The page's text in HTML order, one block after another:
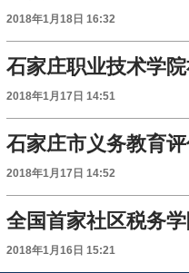
2018年1月18日 16:32
石家庄职业技术学
2018年1月17日 14:51
石家庄市义务教育
2018年1月17日 14:52
全国首家社区税务
2018年1月16日 15:21